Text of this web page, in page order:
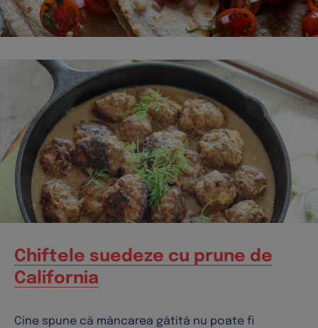
Chiftele suedeze cu prune de
California
Cine spune că mâncarea gătită nu poate fi